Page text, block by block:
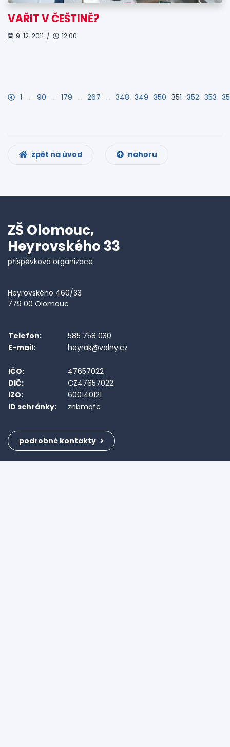
VAŘIT V ČEŠTINĚ?
9. 12. 2011 / 12.00
1 … 90 … 179 … 267 … 348 349 350 351 352 353
zpět na úvod nahoru
ZŠ Olomouc,
Heyrovského 33
příspěvková organizace
Heyrovského 460/33
779 00 Olomouc
Telefon:
585 758 030
E-mail:
heyrak@volny.cz
IČO:
47657022
DIČ:
CZ47657022
IZO:
600140121
ID schránky:
znbmqfc
podrobné kontakty